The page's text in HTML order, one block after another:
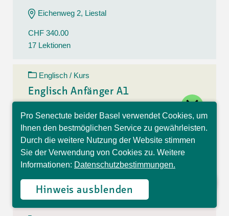
Eichenweg 2, Liestal
CHF 340.00
17 Lektionen
Englisch / Kurs
Englisch Anfänger A1
11.08.26 - 15.12.26
Dienstag
10:30 - 11:30 Uhr
Eichenweg 2, Liestal
17 Lektionen
Pro Senectute beider Basel verwendet Cookies, um
Ihnen den bestmöglichen Service zu gewährleisten.
Durch die weitere Nutzung der Website stimmen
Sie der Verwendung von Cookies zu. Weitere
Informationen: Datenschutzbestimmungen.
Hinweis ausblenden
Hallo, ich bin Sophia und
beantworte gerne Ihre
Fragen.
close